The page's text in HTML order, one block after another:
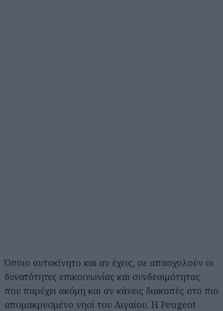
Όποιο αυτοκίνητο και αν έχεις, σε απασχολούν οι
δυνατότητες επικοινωνίας και συνδεσιμότητας
που παρέχει ακόμη και αν κάνεις διακοπές στο πιο
απομακρυσμένο νησί του Αιγαίου. Η Peugeot